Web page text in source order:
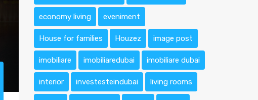
economy living eveniment
House for families Houzez image post
imobiliare imobiliaredubai imobiliare dubai
interior investesteindubai living rooms